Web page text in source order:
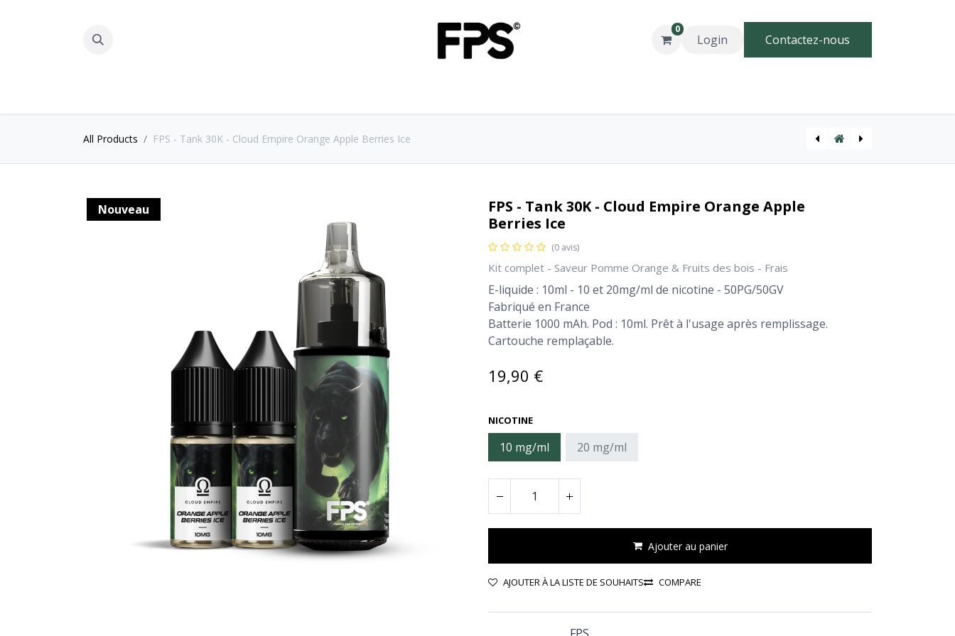
0
Login Contactez-nous
All Products FPS - Tank 30K - Cloud Empire Orange Apple Berries Ice
Nouveau
FPS - Tank 30K - Cloud Empire Orange Apple
Berries Ice
(0 avis)
Kit complet - Saveur Pomme Orange & Fruits des bois - Frais
E-liquide : 10ml - 10 et 20mg/ml de nicotine - 50PG/50GV
Fabriqué en France
Batterie 1000 mAh. Pod : 10ml. Prêt à l'usage après remplissage.
Cartouche remplaçable.
19,90 €
NICOTINE
10 mg/ml 20 mg/ml
Ajouter au panier
AJOUTER À LA LISTE DE SOUHAITS COMPARE